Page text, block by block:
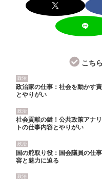
こち
政治
政治家の仕事：社会を動かす
とやりがい
政治
社会貢献の鍵！公共政策アナ
トの仕事内容とやりがい
政治
国の舵取り役：国会議員の仕
容と魅力に迫る
政治